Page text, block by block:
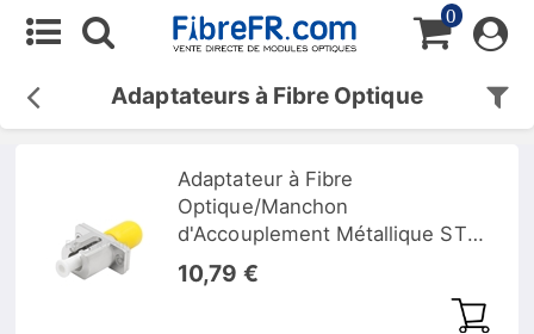
0
Adaptateurs à Fibre Optique
Adaptateur à Fibre
Optique/Manchon
d'Accouplement Métallique ST
vers LC Hybride Simplex,
Femelle vers Femelle
10,79 €